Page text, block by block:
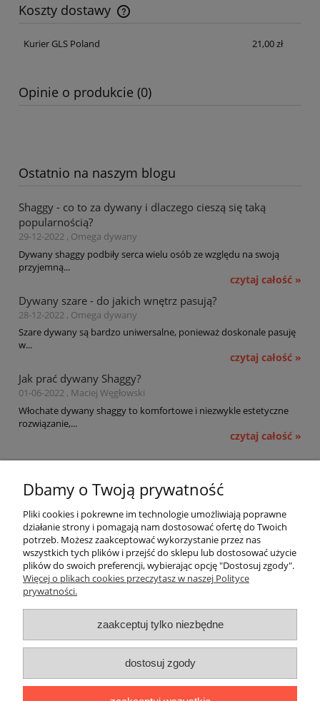
Koszty dostawy
Cena nie zawiera ewentualnych kosztów płatności
Kurier GLS Poland
21,00 zł
Opinie o produkcie (0)
Ostatnio na naszym blogu
Shaggy - co to za dywany i dlaczego cieszą się taką
popularnością?
29-12-2022 , Omega dywany
Dywany shaggy podbiły serca wielu osób ze względu na swoją
przyjemną...
czytaj całość »
Dywany szare - do jakich wnętrz pasują?
28-12-2022 , Omega dywany
Szare dywany są bardzo uniwersalne, ponieważ doskonale pasuję
w...
czytaj całość »
Jak prać dywany Shaggy?
01-06-2022 , Maciej Węgłowski
Włochate dywany shaggy to komfortowe i niezwykle estetyczne
rozwiązanie,...
czytaj całość »
Płatności i dostawa
Informacje
O nas
Witosz i Spółka
44-203 Rybnik ul. Brzezińska 50c
Dbamy o Twoją prywatność
Pliki cookies i pokrewne im technologie umożliwiają poprawne
działanie strony i pomagają nam dostosować ofertę do Twoich
potrzeb. Możesz zaakceptować wykorzystanie przez nas
wszystkich tych plików i przejść do sklepu lub dostosować użycie
plików do swoich preferencji, wybierając opcję "Dostosuj zgody".
Więcej o plikach cookies przeczytasz w naszej Polityce
prywatności.
zaakceptuj tylko niezbędne
dostosuj zgody